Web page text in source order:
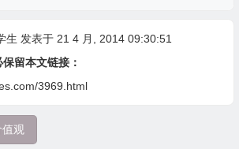
生 发表于 21 4 月, 2014 09:30:51
留本文链接：
3969.html
观